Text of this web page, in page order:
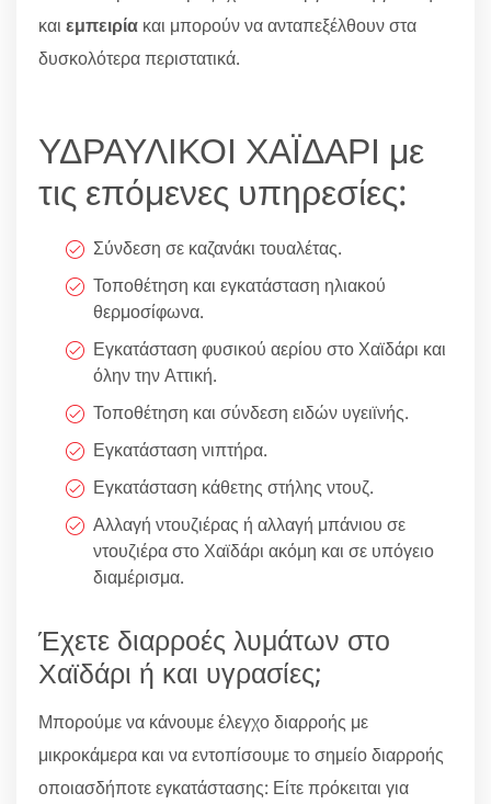
και εμπειρία και μπορούν να ανταπεξέλθουν στα
δυσκολότερα περιστατικά.
ΥΔΡΑΥΛΙΚΟΙ ΧΑΪΔΑΡΙ με
τις επόμενες υπηρεσίες:
Σύνδεση σε καζανάκι τουαλέτας.
Τοποθέτηση και εγκατάσταση ηλιακού
θερμοσίφωνα.
Εγκατάσταση φυσικού αερίου στο Χαϊδάρι και
όλην την Αττική.
Τοποθέτηση και σύνδεση ειδών υγειϊνής.
Εγκατάσταση νιπτήρα.
Εγκατάσταση κάθετης στήλης ντουζ.
Αλλαγή ντουζιέρας ή αλλαγή μπάνιου σε
ντουζιέρα στο Χαϊδάρι ακόμη και σε υπόγειο
διαμέρισμα.
Έχετε διαρροές λυμάτων στο
Χαϊδάρι ή και υγρασίες;
Μπορούμε να κάνουμε έλεγχο διαρροής με
μικροκάμερα και να εντοπίσουμε το σημείο διαρροής
οποιασδήποτε εγκατάστασης: Είτε πρόκειται για